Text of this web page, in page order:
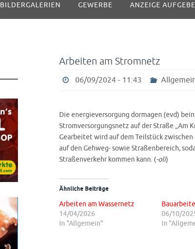
BILDERGALERIEN GEWERBE ANZEIGE
Arbeiten am Stromnetz
06/09/2024 - 11:43
Die energieversorgung dormagen (evd)
Stromversorgungsnetz auf der Straße „Am
Gearbeitet wird auf dem Teilstück
auf den Gehweg- sowie Straßenbereich,
Straßenverkehr kommen kann. (-oli)
Ähnliche Beiträge
Arbeiten am Wassernetz
14/04/2026
In "Allgemein"
06/10/
In